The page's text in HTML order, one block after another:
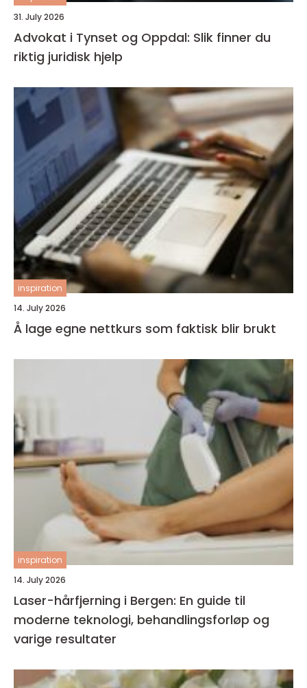
31. July 2026
Advokat i Tynset og Oppdal: Slik finner du
riktig juridisk hjelp
inspiration
14. July 2026
Å lage egne nettkurs som faktisk blir brukt
inspiration
14. July 2026
Laser-hårfjerning i Bergen: En guide til
moderne teknologi, behandlingsforløp og
varige resultater